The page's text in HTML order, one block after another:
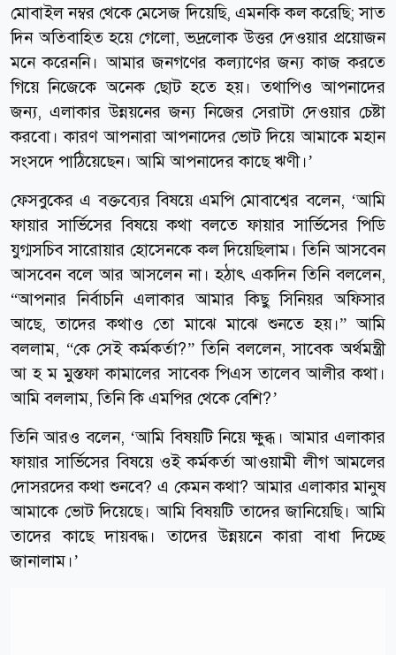
মোবাইল নম্বর থেকে মেসেজ দিয়েছি, এমনকি কল করেছি; সাত
দিন অতিবাহিত হয়ে গেলো, ভদ্রলোক উত্তর দেওয়ার প্রয়োজন
মনে করেননি। আমার জনগণের কল্যাণের জন্য কাজ করতে
গিয়ে নিজেকে অনেক ছোট হতে হয়। তথাপিও আপনাদের
জন্য, এলাকার উন্নয়নের জন্য নিজের সেরাটা দেওয়ার চেষ্টা
করবো। কারণ আপনারা আপনাদের ভোট দিয়ে আমাকে মহান
সংসদে পাঠিয়েছেন। আমি আপনাদের কাছে ঋণী।’
ফেসবুকের এ বক্তব্যের বিষয়ে এমপি মোবাশ্বের বলেন, ‘আমি
ফায়ার সার্ভিসের বিষয়ে কথা বলতে ফায়ার সার্ভিসের পিডি
যুগ্মসচিব সারোয়ার হোসেনকে কল দিয়েছিলাম। তিনি আসবেন
আসবেন বলে আর আসলেন না। হঠাৎ একদিন তিনি বললেন,
“আপনার নির্বাচনি এলাকার আমার কিছু সিনিয়র অফিসার
আছে, তাদের কথাও তো মাঝে মাঝে শুনতে হয়।” আমি
বললাম, “কে সেই কর্মকর্তা?” তিনি বললেন, সাবেক অর্থমন্ত্রী
আ হ ম মুস্তফা কামালের সাবেক পিএস তালেব আলীর কথা।
আমি বললাম, তিনি কি এমপির থেকে বেশি?’
তিনি আরও বলেন, ‘আমি বিষয়টি নিয়ে ক্ষুব্ধ। আমার এলাকার
ফায়ার সার্ভিসের বিষয়ে ওই কর্মকর্তা আওয়ামী লীগ আমলের
দোসরদের কথা শুনবে? এ কেমন কথা? আমার এলাকার মানুষ
আমাকে ভোট দিয়েছে। আমি বিষয়টি তাদের জানিয়েছি। আমি
তাদের কাছে দায়বদ্ধ। তাদের উন্নয়নে কারা বাধা দিচ্ছে
জানালাম।’